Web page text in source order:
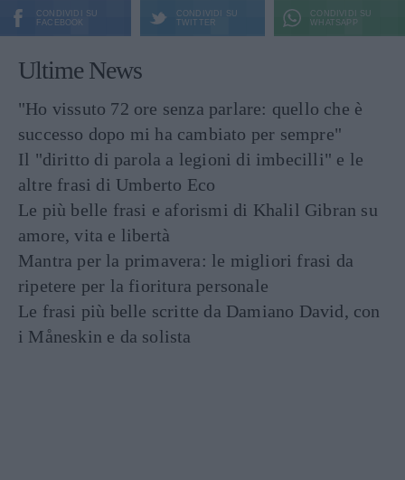
CONDIVIDI SU
FACEBOOK
CONDIVIDI SU
TWITTER
CONDIVIDI SU
WHATSAPP
Ultime News
"Ho vissuto 72 ore senza parlare: quello che è
successo dopo mi ha cambiato per sempre"
Il "diritto di parola a legioni di imbecilli" e le
altre frasi di Umberto Eco
Le più belle frasi e aforismi di Khalil Gibran su
amore, vita e libertà
Mantra per la primavera: le migliori frasi da
ripetere per la fioritura personale
Le frasi più belle scritte da Damiano David, con
i Måneskin e da solista